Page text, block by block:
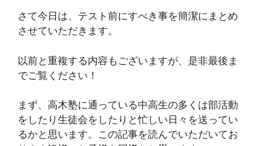
さて今日は、テスト前にすべき事を簡潔にまとめ
させていただきます。
以前と重複する内容もございますが、是非最後ま
でご覧ください！
まず、高木塾に通っている中高生の多くは部活動
をしたり生徒会をしたりと忙しい日々を送ってい
るかと思います。この記事を読んでいただいてお